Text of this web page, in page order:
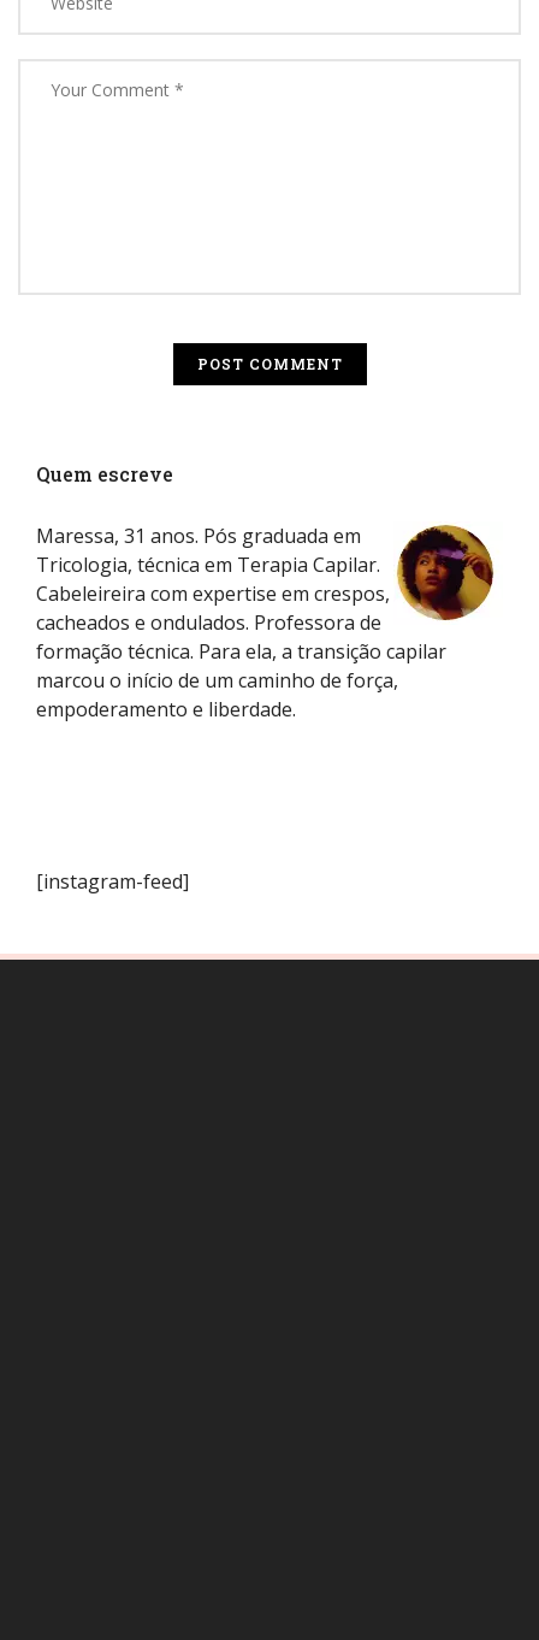
Quem escreve
Maressa, 31 anos. Pós graduada em
Tricologia, técnica em Terapia Capilar.
Cabeleireira com expertise em crespos,
cacheados e ondulados. Professora de
formação técnica. Para ela, a transição capilar
marcou o início de um caminho de força,
empoderamento e liberdade.
[instagram-feed]